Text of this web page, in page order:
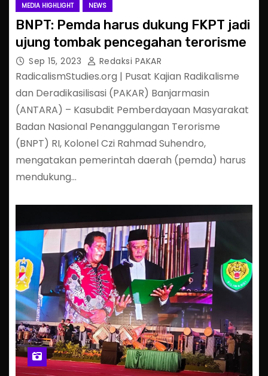
MEDIA HIGHLIGHT NEWS
BNPT: Pemda harus dukung FKPT jadi
ujung tombak pencegahan terorisme
Sep 15, 2023 Redaksi PAKAR
RadicalismStudies.org | Pusat Kajian Radikalisme
dan Deradikasilisasi (PAKAR) Banjarmasin
(ANTARA) – Kasubdit Pemberdayaan Masyarakat
Badan Nasional Penanggulangan Terorisme
(BNPT) RI, Kolonel Czi Rahmad Suhendro,
mengatakan pemerintah daerah (pemda) harus
mendukung…